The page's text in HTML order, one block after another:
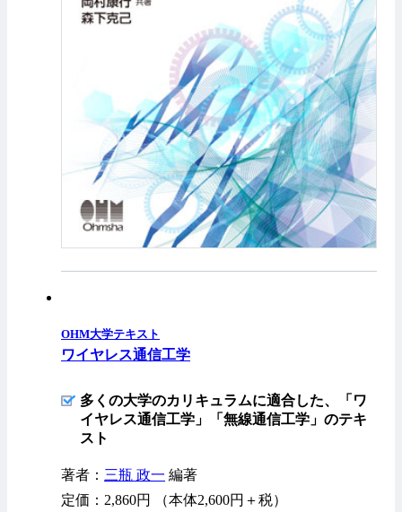
OHM大学テキスト
ワイヤレス通信工学
多くの大学のカリキュラムに適合した、「ワ
イヤレス通信工学」「無線通信工学」のテキ
スト
著者： 三瓶 政一 編著
定価：2,860円 （本体2,600円＋税）